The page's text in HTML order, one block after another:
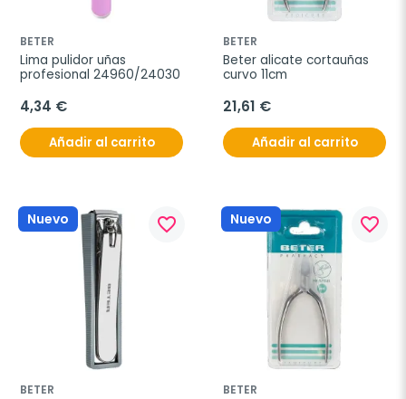
BETER
Lima pulidor uñas
profesional 24960/24030
4,34 €
Añadir al carrito
BETER
Beter alicate cortauñas
curvo 11cm
21,61 €
Añadir al carrito
Nuevo favorite_border
BETER
Nuevo favorite_border
BETER